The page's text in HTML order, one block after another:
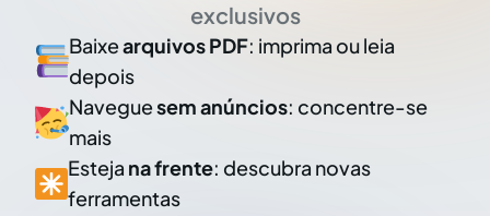
exclusivos
Baixearquivos PDF: imprima ou leia
depois
Naveguesem anúncios: concentre-se
mais
Esteja na frente: descubra novas
ferramentas